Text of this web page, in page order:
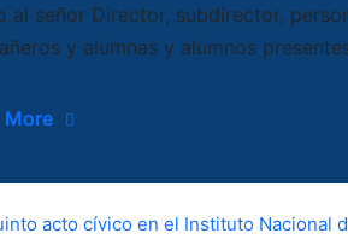
al señor Director, subdirector,
y alumnas y alumnos
More